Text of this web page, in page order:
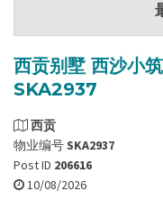
西贡别墅 西沙小
SKA2937
西贡
物业编号SKA2937
Post ID 206616
10/08/2026